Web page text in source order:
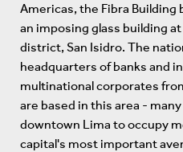
Americas, the Fibra
an imposing glass building
district, San Isidro. The
headquarters of banks and
multinational corporates
are based in this area -
downtown Lima to occupy
capital's most important